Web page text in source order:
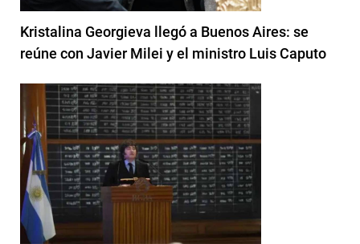
Kristalina Georgieva llegó a Buenos Aires: se
reúne con Javier Milei y el ministro Luis Caputo